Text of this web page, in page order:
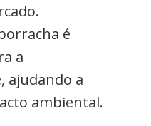
é
a
ajudando a
ambiental.